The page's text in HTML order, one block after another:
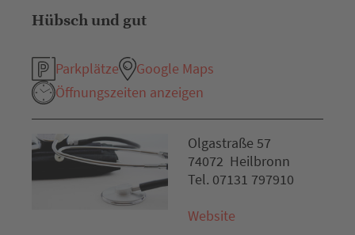
Hübsch und gut
Parkplätze
Google Maps
Öffnungszeiten anzeigen
Olgastraße 57
74072 Heilbronn
Tel. 07131 797910
Website